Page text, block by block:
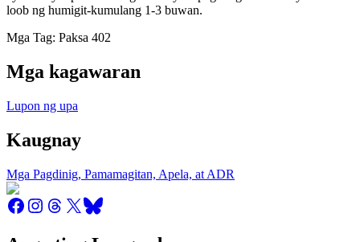
loob ng humigit-kumulang 1-3 buwan.
Mga Tag: Paksa 402
Mga kagawaran
Lupon ng upa
Kaugnay
Mga Pagdinig, Pamamagitan, Apela, at ADR